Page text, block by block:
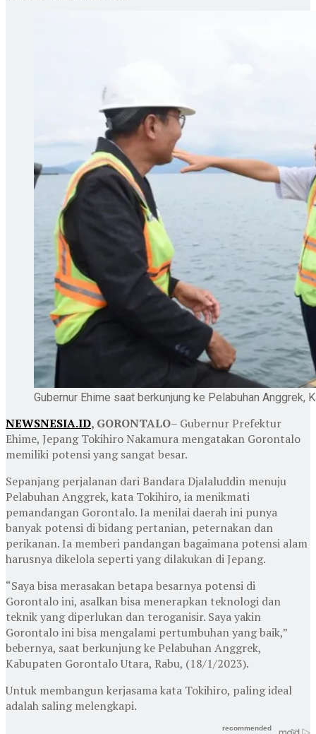
Gubernur Ehime saat berkunjung ke Pelabuhan Anggrek,
NEWSNESIA.ID, GORONTALO– Gubernur Prefektur
Ehime, Jepang Tokihiro Nakamura mengatakan Gorontalo
memiliki potensi yang sangat besar.
Sepanjang perjalanan dari Bandara Djalaluddin menuju
Pelabuhan Anggrek, kata Tokihiro, ia menikmati
pemandangan Gorontalo. Ia menilai daerah ini punya
banyak potensi di bidang pertanian, peternakan dan
perikanan. Ia memberi pandangan bagaimana potensi alam
harusnya dikelola seperti yang dilakukan di Jepang.
“Saya bisa merasakan betapa besarnya potensi di
Gorontalo ini, asalkan bisa menerapkan teknologi dan
teknik yang diperlukan dan teroganisir. Saya yakin
Gorontalo ini bisa mengalami pertumbuhan yang baik,”
bebernya, saat berkunjung ke Pelabuhan Anggrek,
Kabupaten Gorontalo Utara, Rabu, (18/1/2023).
Untuk membangun kerjasama kata Tokihiro, paling ideal
adalah saling melengkapi.